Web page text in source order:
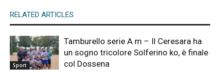
RELATED ARTICLES
Sport
Tamburello serie A m – Il Ceresara ha
un sogno tricolore Solferino ko, è finale
col Dossena